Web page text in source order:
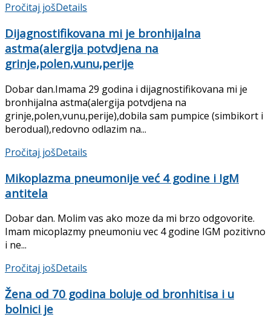
Pročitaj jošDetails
Dijagnostifikovana mi je bronhijalna
astma(alergija potvdjena na
grinje,polen,vunu,perije
Dobar dan.Imama 29 godina i dijagnostifikovana mi je
bronhijalna astma(alergija potvdjena na
grinje,polen,vunu,perije),dobila sam pumpice (simbikort i
berodual),redovno odlazim na...
Pročitaj jošDetails
Mikoplazma pneumonije već 4 godine i IgM
antitela
Dobar dan. Molim vas ako moze da mi brzo odgovorite.
Imam micoplazmy pneumoniu vec 4 godine IGM pozitivno
i ne...
Pročitaj jošDetails
Žena od 70 godina boluje od bronhitisa i u
bolnici je